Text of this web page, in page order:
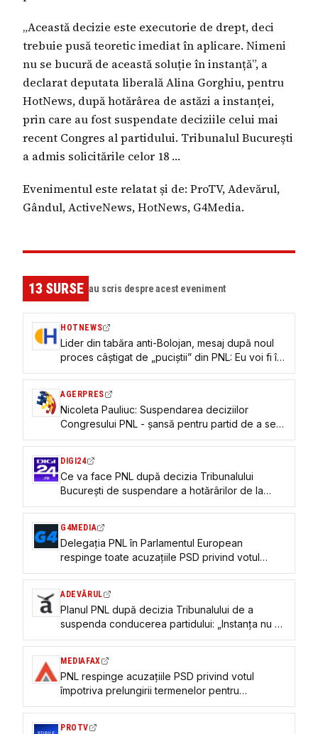
„Această decizie este executorie de drept, deci
trebuie pusă teoretic imediat în aplicare. Nimeni
nu se bucură de această soluție în instanță”, a
declarat deputata liberală Alina Gorghiu, pentru
HotNews, după hotărârea de astăzi a instanței,
prin care au fost suspendate deciziile celui mai
recent Congres al partidului. Tribunalul Bucureşti
a admis solicitările celor 18 …
Evenimentul este relatat și de: ProTV, Adevărul,
Gândul, ActiveNews, HotNews, G4Media.
13SURSE au scris despre acest eveniment
HOTNEWS
Lider din tabăra anti-Bolojan, mesaj după noul
proces câștigat de „puciștii” din PNL: Eu voi fi în
partid foarte multă vreme de acum încolo
AGERPRES
Nicoleta Pauliuc: Suspendarea deciziilor
Congresului PNL - șansă pentru partid de a se
întoarce pe drumul bun
DIGI24
Ce va face PNL după decizia Tribunalului
București de suspendare a hotărârilor de la
Congres. „Nu a dat dreptate contestatarilor”
G4MEDIA
Delegația PNL în Parlamentul European
respinge toate acuzațiile PSD privind votul
împotriva prelungirii termenelor pentru
ADEVĂRUL
Planul PNL după decizia Tribunalului de a
suspenda conducerea partidului: „Instanța nu a
dat dreptate contestatarilor”
MEDIAFAX
PNL respinge acuzațiile PSD privind votul
împotriva prelungirii termenelor pentru
implementarea PNRR: Nu este posibil în actualul
PROTV